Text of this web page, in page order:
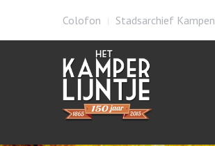
Colofon Stadsarchief Kampen